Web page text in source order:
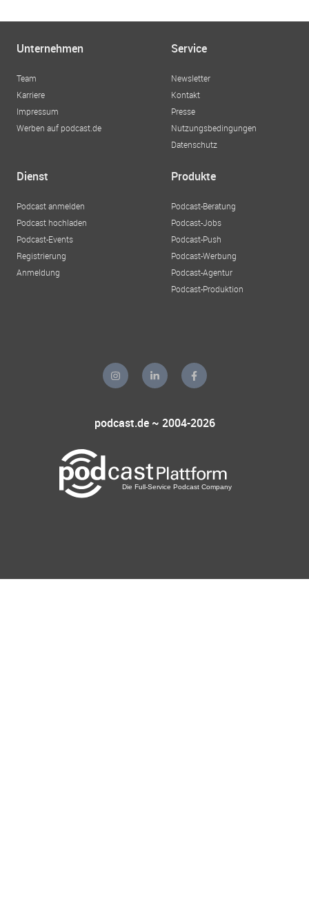
Unternehmen
Team
Karriere
Impressum
Werben auf podcast.de
Service
Newsletter
Kontakt
Presse
Nutzungsbedingungen
Datenschutz
Dienst
Podcast anmelden
Podcast hochladen
Podcast-Events
Registrierung
Anmeldung
Produkte
Podcast-Beratung
Podcast-Jobs
Podcast-Push
Podcast-Werbung
Podcast-Agentur
Podcast-Produktion
podcast.de ~ 2004-2026